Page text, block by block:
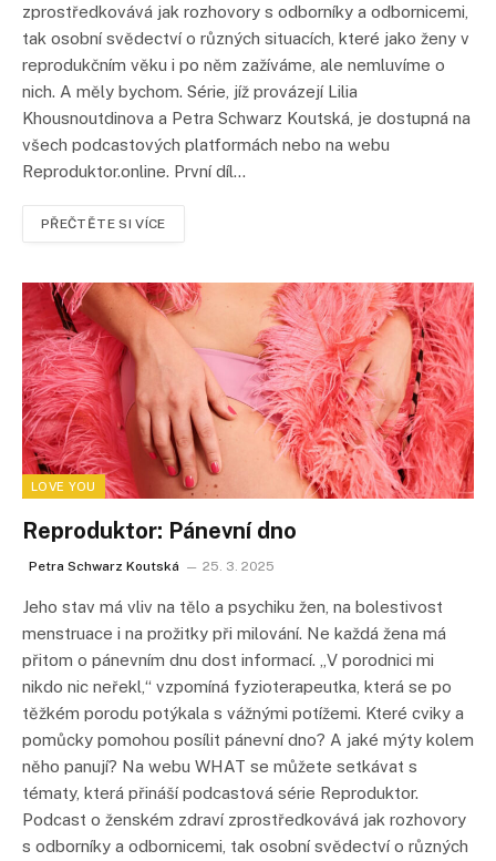
zprostředkovává jak rozhovory s odborníky a odbornicemi,
tak osobní svědectví o různých situacích, které jako ženy v
reprodukčním věku i po něm zažíváme, ale nemluvíme o
nich. A měly bychom. Série, jíž provázejí Lilia
Khousnoutdinova a Petra Schwarz Koutská, je dostupná na
všech podcastových platformách nebo na webu
Reproduktor.online. První díl…
PŘEČTĚTE SI VÍCE
LOVE YOU
Reproduktor: Pánevní dno
Petra Schwarz Koutská 25. 3. 2025
Jeho stav má vliv na tělo a psychiku žen, na bolestivost
menstruace i na prožitky při milování. Ne každá žena má
přitom o pánevním dnu dost informací. „V porodnici mi
nikdo nic neřekl,“ vzpomíná fyzioterapeutka, která se po
těžkém porodu potýkala s vážnými potížemi. Které cviky a
pomůcky pomohou posílit pánevní dno? A jaké mýty kolem
něho panují? Na webu WHAT se můžete setkávat s
tématy, která přináší podcastová série Reproduktor.
Podcast o ženském zdraví zprostředkovává jak rozhovory
s odborníky a odbornicemi, tak osobní svědectví o různých